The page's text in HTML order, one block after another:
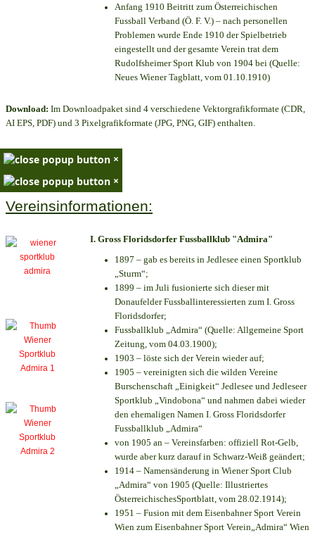
Anfang 1910 Beitritt zum Österreichischen
Fussball Verband (Ö. F. V.) – nach personellen
Problemen wurde Ende 1910 der Spielbetrieb
eingestellt und der gesamte Verein trat dem
Rudolfsheimer Sport Klub von 1904 bei (Quelle:
Neues Wiener Tagblatt, vom 01.10.1910)
Download: Im Downloadpaket sind 4 verschiedene Vektorgrafikformate (CDR,
AI EPS, PDF) und 3 Pixelgrafikformate (JPG, PNG, GIF) enthalten.
×
×
Vereinsinformationen:
I. Gross Floridsdorfer Fussballklub "Admira"
1897 – gab es bereits in Jedlesee einen Sportklub
„Sturm“;
1899 – im Juli fusionierte sich dieser mit
Donaufelder Fussballinteressierten zum I. Gross
Floridsdorfer;
Fussballklub „Admira“ (Quelle: Allgemeine Sport
Zeitung, vom 04.03.1900);
1903 – löste sich der Verein wieder auf;
1905 – vereinigten sich die wilden Vereine
Burschenschaft „Einigkeit“ Jedlesee und Jedleseer
Sportklub „Vindobona“ und nahmen dabei wieder
den ehemaligen Namen I. Gross Floridsdorfer
Fussballklub „Admira“
von 1905 an – Vereinsfarben: offiziell Rot-Gelb,
wurde aber kurz darauf in Schwarz-Weiß geändert;
1914 – Namensänderung in Wiener Sport Club
„Admira“ von 1905 (Quelle: Illustriertes
ÖsterreichischesSportblatt, vom 28.02.1914);
1951 – Fusion mit dem Eisenbahner Sport Verein
Wien zum Eisenbahner Sport Verein„Admira“ Wien